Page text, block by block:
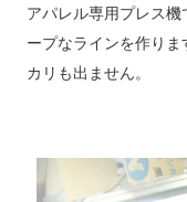
アパレル専用プレス
ープなラインを作り
カリも出ません。